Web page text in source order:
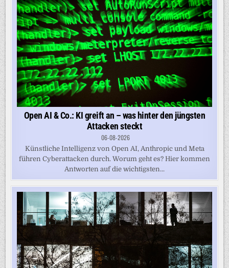
Open AI & Co.: KI greift an – was hinter den jüngsten
Attacken steckt
06-08-2026
Künstliche Intelligenz von Open AI, Anthropic und Meta
führen Cyberattacken durch. Worum geht es? Hier kommen
Antworten auf die wichtigsten...